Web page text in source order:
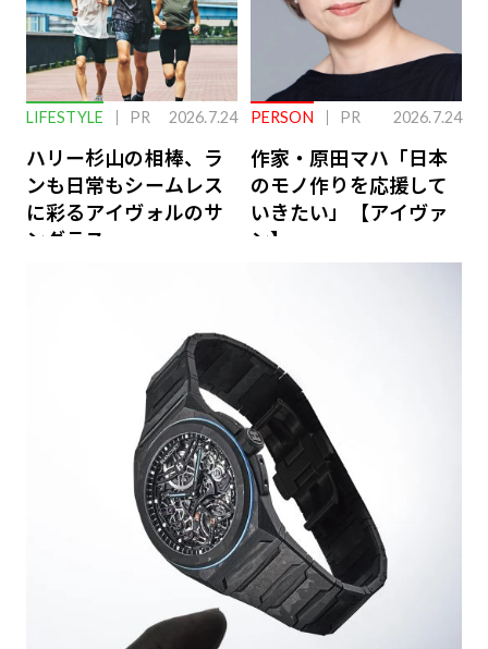
LIFESTYLE PR 2026.7.24
ハリー杉山の相棒、ラ
ンも日常もシームレス
に彩るアイヴォルのサ
ングラス
PERSON PR 2026.7.24
作家・原田マハ「日本
のモノ作りを応援して
いきたい」【アイヴァ
ン】